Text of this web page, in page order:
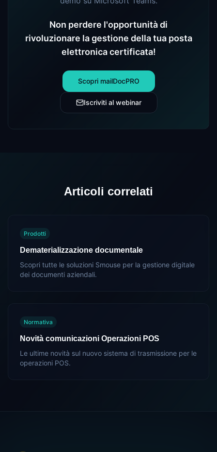
Non perdere l'opportunità di
rivoluzionare la gestione della tua posta
elettronica certificata!
Scopri mailDocPRO
Iscriviti al webinar
Articoli correlati
Prodotti
Dematerializzazione documentale
Scopri tutte le soluzioni Smouse per la gestione digitale
dei documenti aziendali.
Normativa
Novità comunicazioni Operazioni POS
Le ultime novità sul nuovo sistema di trasmissione per le
operazioni POS.